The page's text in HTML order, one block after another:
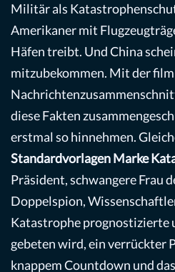
Militär als
Amerikaner mit
Häfen treibt. Und China
mitzubekommen. Mit der
diese Fakten
erstmal so hinnehmen.
Standardvorlagen Marke
Präsident, schwangere Frau
Doppelspion,
Katastrophe prognostizierte
gebeten wird, ein verrückter
knappem Countdown und